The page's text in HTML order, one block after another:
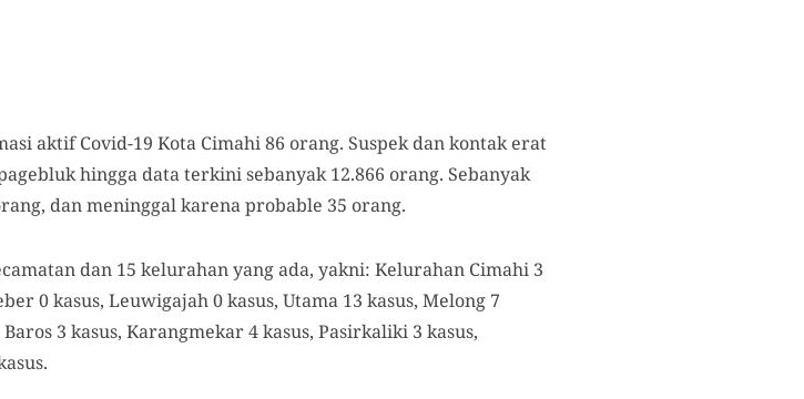
aktif Covid-19 Kota Cimahi 86 orang. Suspek dan kontak erat
hingga data terkini sebanyak 12.866 orang. Sebanyak
dan meninggal karena probable 35 orang.
dan 15 kelurahan yang ada, yakni: Kelurahan Cimahi 3
0 kasus, Leuwigajah 0 kasus, Utama 13 kasus, Melong 7
3 kasus, Karangmekar 4 kasus, Pasirkaliki 3 kasus,